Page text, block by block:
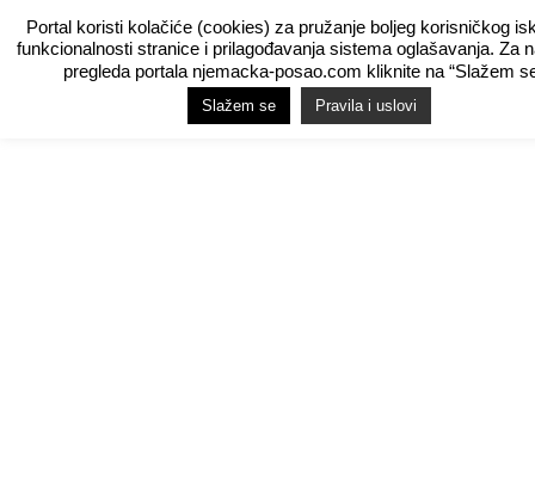
Portal koristi kolačiće (cookies) za pružanje boljeg korisničkog
funkcionalnosti stranice i prilagođavanja sistema oglašavanja. Za
pregleda portala njemacka-posao.com kliknite na “Slažem
Slažem se Pravila i uslovi